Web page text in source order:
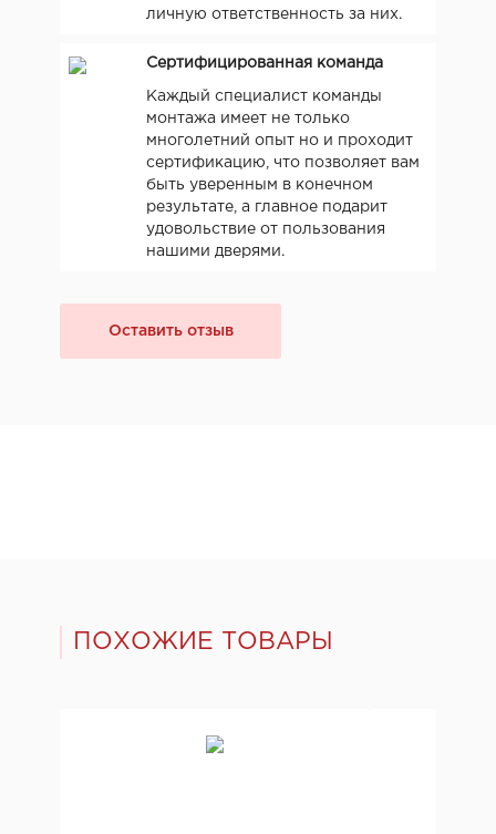
личную ответственность за них.
Сертифицированная команда
Каждый специалист команды
монтажа имеет не только
многолетний опыт но и проходит
сертификацию, что позволяет вам
быть уверенным в конечном
результате, а главное подарит
удовольствие от пользования
нашими дверями.
Оставить отзыв
ПОХОЖИЕ ТОВАРЫ